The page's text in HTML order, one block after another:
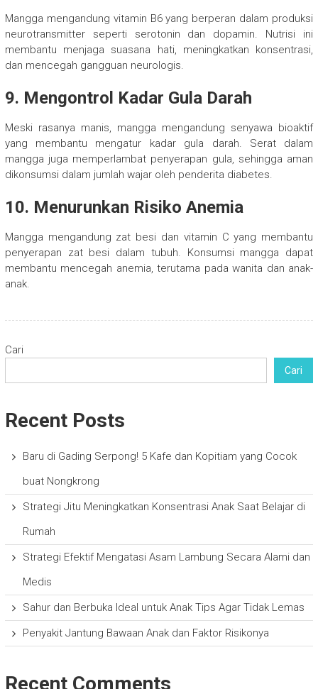
Mangga mengandung vitamin B6 yang berperan dalam produksi
neurotransmitter seperti serotonin dan dopamin. Nutrisi ini
membantu menjaga suasana hati, meningkatkan konsentrasi,
dan mencegah gangguan neurologis.
9. Mengontrol Kadar Gula Darah
Meski rasanya manis, mangga mengandung senyawa bioaktif
yang membantu mengatur kadar gula darah. Serat dalam
mangga juga memperlambat penyerapan gula, sehingga aman
dikonsumsi dalam jumlah wajar oleh penderita diabetes.
10. Menurunkan Risiko Anemia
Mangga mengandung zat besi dan vitamin C yang membantu
penyerapan zat besi dalam tubuh. Konsumsi mangga dapat
membantu mencegah anemia, terutama pada wanita dan anak-
anak.
Cari
Cari
Recent Posts
Baru di Gading Serpong! 5 Kafe dan Kopitiam yang Cocok
buat Nongkrong
Strategi Jitu Meningkatkan Konsentrasi Anak Saat Belajar di
Rumah
Strategi Efektif Mengatasi Asam Lambung Secara Alami dan
Medis
Sahur dan Berbuka Ideal untuk Anak Tips Agar Tidak Lemas
Penyakit Jantung Bawaan Anak dan Faktor Risikonya
Recent Comments